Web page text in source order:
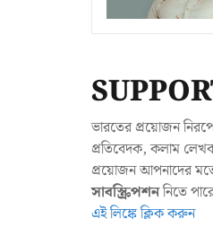
ভারতের প্রয়োজন
প্রতিবেদক, কলাম
প্রয়োজন আপনাদের
সাবস্ক্রিপশননিতে
এই লিঙ্কে ক্লিক করুন